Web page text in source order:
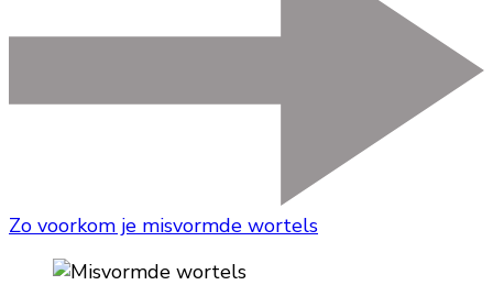
Zo voorkom je misvormde wortels